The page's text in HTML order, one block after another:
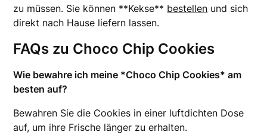
zu müssen. Sie können **Kekse** bestellen und sich
direkt nach Hause liefern lassen.
FAQs zu Choco Chip Cookies
Wie bewahre ich meine *Choco Chip Cookies* am
besten auf?
Bewahren Sie die Cookies in einer luftdichten Dose
auf, um ihre Frische länger zu erhalten.